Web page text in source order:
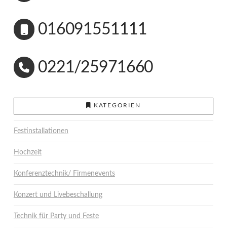
016091551111
0221/25971660
KATEGORIEN
Festinstallationen
Hochzeit
Konferenztechnik/ Firmenevents
Konzert und Livebeschallung
Technik für Party und Feste